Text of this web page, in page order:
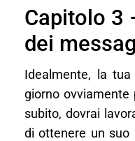
Capitolo 3
dei
Idealmente, la
giorno ovviamente
subito, dovrai
di ottenere un suo